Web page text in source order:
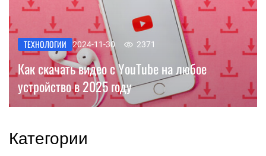
ТЕХНОЛОГИИ 2024-11-30 2371
Как скачать видео с YouTube на любое
устройство в 2025 году
Категории